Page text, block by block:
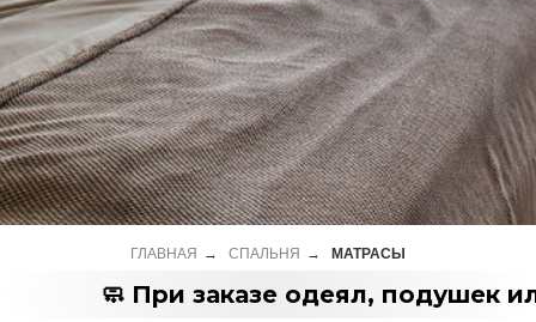
ГЛАВНАЯ → СПАЛЬНЯ → МАТРАСЫ
🧼 При заказе одеял, подушек